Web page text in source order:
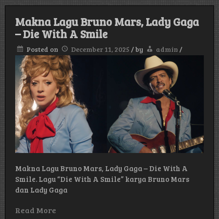
Anne-
–
2002
Makna Lagu Bruno Mars, Lady Gaga
– Die With A Smile
Posted on December 11, 2025 /by admin /
Makna Lagu Bruno Mars, Lady Gaga – Die With A
Smile. Lagu “Die With A Smile” karya Bruno Mars
dan Lady Gaga
Read More